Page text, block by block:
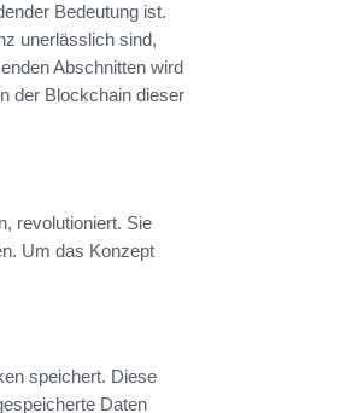
Bedeutung ist.
unerlässlich sind,
Abschnitten wird
der Blockchain dieser
revolutioniert. Sie
Um das Konzept
speichert. Diese
Daten